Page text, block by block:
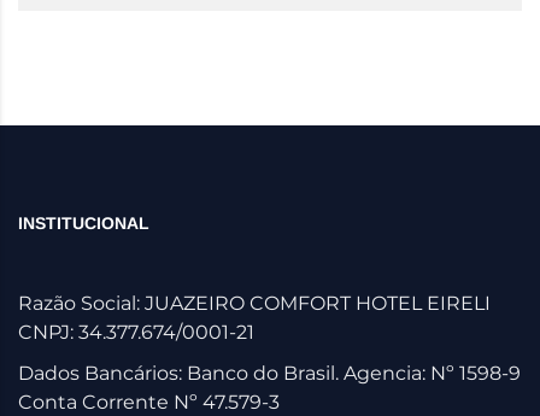
INSTITUCIONAL
Razão Social: JUAZEIRO COMFORT HOTEL EIRELI
CNPJ: 34.377.674/0001-21
Dados Bancários: Banco do Brasil. Agencia: Nº 1598-9
Conta Corrente Nº 47.579-3